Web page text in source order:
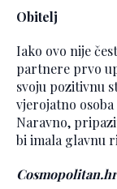
Obitelj
Iako ovo nije
partnere prvo
svoju pozitivnu
vjerojatno osoba
Naravno,
bi imala glavnu
Cosmopolitan.hr